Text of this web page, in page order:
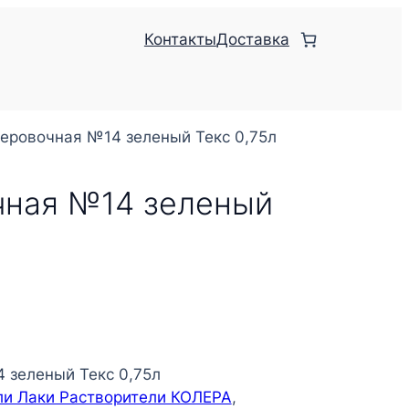
КонтактыДоставка
№14 зеленый Текс 0,75л
№14 зеленый
зеленый Текс 0,75л
Лаки Растворители КОЛЕРА